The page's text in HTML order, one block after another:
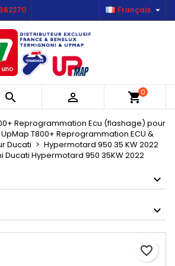
Français 
  shopping_cart0
Reprogrammation Ecu (flashage) pour
UpMap T800+ Reprogrammation ECU &
Ducati
Hypermotard 950 35 KW 2022
Ducati Hypermotard 950 35KW 2022
favorite_border
×
liste
liste d'envies ×
×
connecté pour ajouter des produits
Annuler Connexion